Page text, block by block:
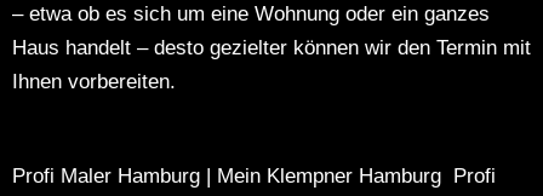
– etwa ob es sich um eine Wohnung oder ein ganzes
Haus handelt – desto gezielter können wir den Termin mit
Ihnen vorbereiten.
Profi Maler Hamburg | Mein Klempner Hamburg Profi